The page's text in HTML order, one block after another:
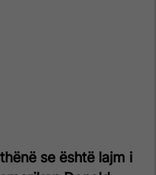
se është lajm i